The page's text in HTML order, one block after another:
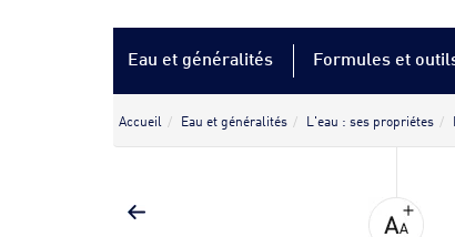
Eau et généralités Formules et
Accueil Eau et généralités L'eau : ses propriétes